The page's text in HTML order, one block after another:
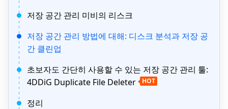
저장 공간 관리 미비의 리스크
저장 공간 관리 방법에 대해: 디스크 분석과 저장 공
간 클린업
초보자도 간단히 사용할 수 있는 저장 공간 관리 툴:
4DDiG Duplicate File Deleter
HOT
정리